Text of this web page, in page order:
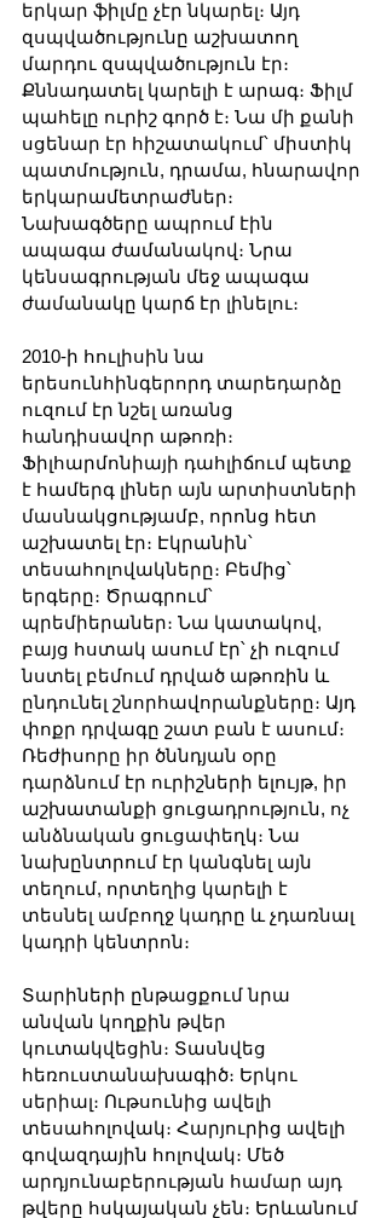
երկար ֆիլմը չէր նկարել։ Այդ
զսպվածությունը աշխատող
մարդու զսպվածություն էր։
Քննադատել կարելի է արագ։ Ֆիլմ
պահելը ուրիշ գործ է։ Նա մի քանի
սցենար էր հիշատակում՝ միստիկ
պատմություն, դրամա, հնարավոր
երկարամետրաժներ։
Նախագծերը ապրում էին
ապագա ժամանակով։ Նրա
կենսագրության մեջ ապագա
ժամանակը կարճ էր լինելու։
2010-ի հուլիսին նա
երեսունհինգերորդ տարեդարձը
ուզում էր նշել առանց
հանդիսավոր աթոռի։
Ֆիլհարմոնիայի դահլիճում պետք
է համերգ լիներ այն արտիստների
մասնակցությամբ, որոնց հետ
աշխատել էր։ Էկրանին՝
տեսահոլովակները։ Բեմից՝
երգերը։ Ծրագրում՝
պրեմիերաներ։ Նա կատակով,
բայց հստակ ասում էր՝ չի ուզում
նստել բեմում դրված աթոռին և
ընդունել շնորհավորանքները։ Այդ
փոքր դրվագը շատ բան է ասում։
Ռեժիսորը իր ծննդյան օրը
դարձնում էր ուրիշների ելույթ, իր
աշխատանքի ցուցադրություն, ոչ
անձնական ցուցափեղկ։ Նա
նախընտրում էր կանգնել այն
տեղում, որտեղից կարելի է
տեսնել ամբողջ կադրը և չդառնալ
կադրի կենտրոն։
Տարիների ընթացքում նրա
անվան կողքին թվեր
կուտակվեցին։ Տասնվեց
հեռուստանախագիծ։ Երկու
սերիալ։ Ութսունից ավելի
տեսահոլովակ։ Հարյուրից ավելի
գովազդային հոլովակ։ Մեծ
արդյունաբերության համար այդ
թվերը հսկայական չեն։ Երևանում